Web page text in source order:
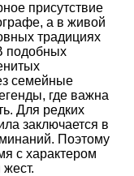
присутствие
а в живой
традициях
подобных
семейные
где важна
Для редких
заключается в
Поэтому
с характером